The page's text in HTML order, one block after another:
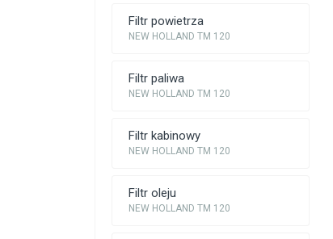
Filtr powietrza
NEW HOLLAND TM 120
Filtr paliwa
NEW HOLLAND TM 120
Filtr kabinowy
NEW HOLLAND TM 120
Filtr oleju
NEW HOLLAND TM 120